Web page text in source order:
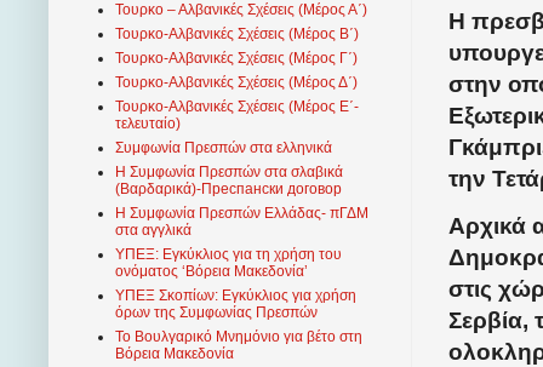
Η
στην
την
Αρχικά
στις
Σερβία,
Τουρκο – Αλβανικές Σχέσεις (Mέρος Α΄)
Τουρκο-Αλβανικές Σχέσεις (Μέρος Β΄)
Τουρκο-Αλβανικές Σχέσεις (Μέρος Γ΄)
Τουρκο-Αλβανικές Σχέσεις (Μέρος Δ΄)
Τουρκο-Αλβανικές Σχέσεις (Μέρος Ε΄-
τελευταίο)
Συμφωνία Πρεσπών στα ελληνικά
Η Συμφωνία Πρεσπών στα σλαβικά
(Βαρδαρικά)-Преспански договор
Η Συμφωνία Πρεσπών Ελλάδας- πΓΔΜ
στα αγγλικά
ΥΠΕΞ: Εγκύκλιος για τη χρήση του
ονόματος ‘Βόρεια Μακεδονία’
ΥΠΕΞ Σκοπίων: Εγκύκλιος για χρήση
όρων της Συμφωνίας Πρεσπών
Το Βουλγαρικό Μνημόνιο για βέτο στη
Βόρεια Μακεδονία